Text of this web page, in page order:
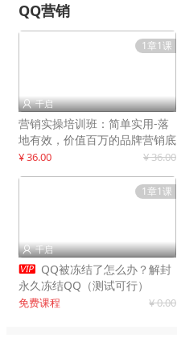
QQ营销
1章1课
 千启
营销实操培训班：简单实用-落
地有效，价值百万的品牌营销底
层逻辑
¥ 36.00 ¥ 36.00
1章1课
 千启
 QQ被冻结了怎么办？解封
永久冻结QQ（测试可行）
免费课程 ¥ 0.00